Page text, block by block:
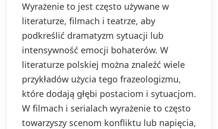
Wyrażenie to jest często używane w
literaturze, filmach i teatrze, aby
podkreślić dramatyzm sytuacji lub
intensywność emocji bohaterów. W
literaturze polskiej można znaleźć wiele
przykładów użycia tego frazeologizmu,
które dodają głębi postaciom i sytuacjom.
W filmach i serialach wyrażenie to często
towarzyszy scenom konfliktu lub napięcia,